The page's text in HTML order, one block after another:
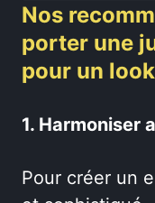
Nos
porter une
pour un
1. Harmoniser
Pour créer un